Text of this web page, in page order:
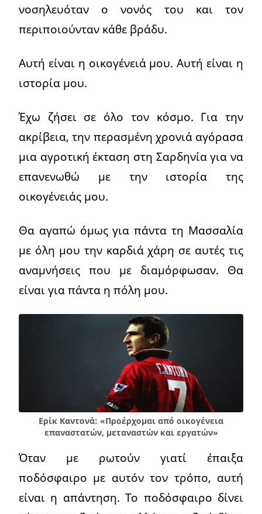
νοσηλευόταν ο νονός του και τον
περιποιούνταν κάθε βράδυ.
Αυτή είναι η οικογένειά μου. Αυτή είναι η
ιστορία μου.
Έχω ζήσει σε όλο τον κόσμο. Για την
ακρίβεια, την περασμένη χρονιά αγόρασα
μια αγροτική έκταση στη Σαρδηνία για να
επανενωθώ με την ιστορία της
οικογένειάς μου.
Θα αγαπώ όμως για πάντα τη Μασσαλία
με όλη μου την καρδιά χάρη σε αυτές τις
αναμνήσεις που με διαμόρφωσαν. Θα
είναι για πάντα η πόλη μου.
Ερίκ Καντονά: «Προέρχομαι από οικογένεια
επαναστατών, μεταναστών και εργατών»
Όταν με ρωτούν γιατί έπαιξα
ποδόσφαιρο με αυτόν τον τρόπο, αυτή
είναι η απάντηση. Το ποδόσφαιρο δίνει